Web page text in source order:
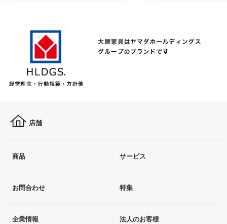
店舗
商品 サービス
お問合わせ 特集
企業情報 法人のお客様